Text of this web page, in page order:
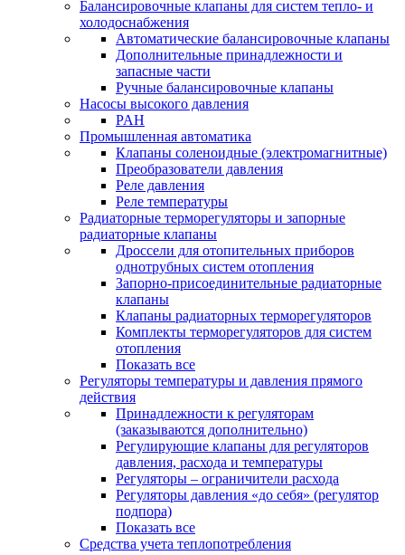
Балансировочные клапаны для систем тепло- и
холодоснабжения
Автоматические балансировочные клапаны
Дополнительные принадлежности и
запасные части
Ручные балансировочные клапаны
Насосы высокого давления
PAH
Промышленная автоматика
Клапаны соленоидные (электромагнитные)
Преобразователи давления
Реле давления
Реле температуры
Радиаторные терморегуляторы и запорные
радиаторные клапаны
Дроссели для отопительных приборов
однотрубных систем отопления
Запорно-присоединительные радиаторные
клапаны
Клапаны радиаторных терморегуляторов
Комплекты терморегуляторов для систем
отопления
Показать все
Регуляторы температуры и давления прямого
действия
Принадлежности к регуляторам
(заказываются дополнительно)
Регулирующие клапаны для регуляторов
давления, расхода и температуры
Регуляторы – ограничители расхода
Регуляторы давления «до себя» (регулятор
подпора)
Показать все
Средства учета теплопотребления